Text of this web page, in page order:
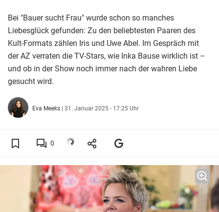
Bei "Bauer sucht Frau" wurde schon so manches
Liebesglück gefunden: Zu den beliebtesten Paaren des
Kult-Formats zählen Iris und Uwe Abel. Im Gespräch mit
der AZ verraten die TV-Stars, wie Inka Bause wirklich ist –
und ob in der Show noch immer nach der wahren Liebe
gesucht wird.
Eva Meeks | 31. Januar 2025 - 17:25 Uhr
0